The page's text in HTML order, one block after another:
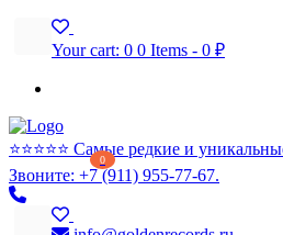
Your cart: 0 0 Items - 0 ₽
⭐️⭐️⭐️⭐️⭐️ Самые редкие и
Звоните: +7 (911) 955-77-67.
0